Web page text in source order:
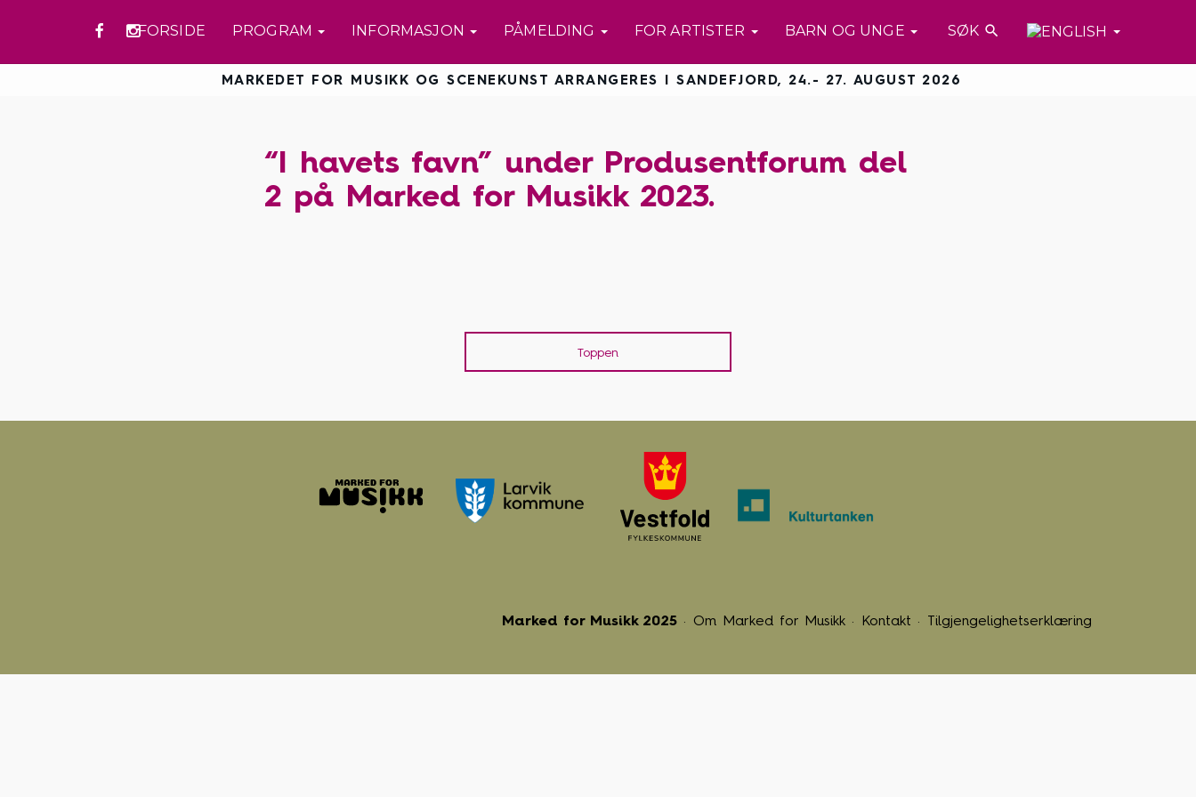
FORSIDE PROGRAM INFORMASJON PÅMELDING FOR ARTISTER BARN OG UNGE SØK 
MARKEDET FOR MUSIKK OG SCENEKUNST ARRANGERES I SANDEFJORD, 24.- 27. AUGUST 2026
“I havets favn” under Produsentforum del
2 på Marked for Musikk 2023.
Toppen
Marked for Musikk 2025 Om Marked for Musikk Kontakt Tilgjengelighetserklæring